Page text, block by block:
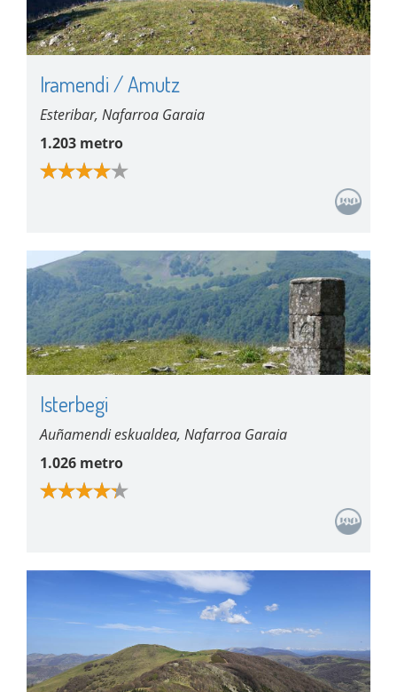
Iramendi / Amutz
Esteribar, Nafarroa Garaia
1.203 metro
Isterbegi
Auñamendi eskualdea, Nafarroa Garaia
1.026 metro